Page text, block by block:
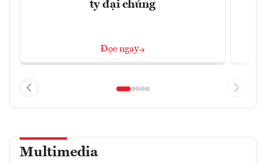
ty đại chúng
Đọc ngay
Multimedia